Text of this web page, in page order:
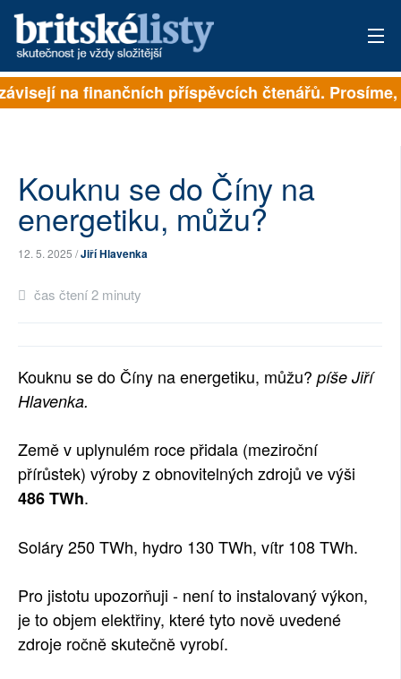
PŘIHLÁSIT
ARCHIV
ROZHOVORY
TÉMATA
NEJČTENĚJŠÍ ZA 7 DNÍ
PŘÍSPĚVKY NA PROVOZ
RUBRIKY
PLNÁ VERZE STRÁNEK
na finančních příspěvcích čtenářů. Prosíme,
Kouknu se do Číny na
energetiku, můžu?
12. 5. 2025 /Jiří Hlavenka
čas čtení 2 minuty
Kouknu se do Číny na energetiku, můžu? píše Jiří
Hlavenka.
Země v uplynulém roce přidala (meziroční
přírůstek) výroby z obnovitelných zdrojů ve výši
486 TWh.
Soláry 250 TWh, hydro 130 TWh, vítr 108 TWh.
Pro jistotu upozorňuji - není to instalovaný výkon,
je to objem elektřiny, které tyto nově uvedené
zdroje ročně skutečně vyrobí.